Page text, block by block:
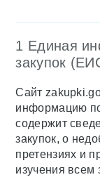
1 Единая
закупок
Сайт
информацию
содержит
закупок, о
претензиях и
изучения всем